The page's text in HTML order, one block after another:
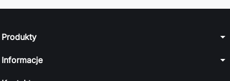
Produkty arrow_drop_down
Informacje arrow_drop_down